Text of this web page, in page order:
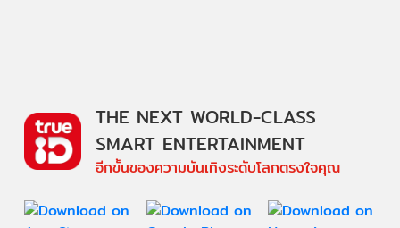
THE NEXT WORLD-CLASS
SMART ENTERTAINMENT
อีกขั้นของความบันเทิงระดับโลกตรงใจคุณ